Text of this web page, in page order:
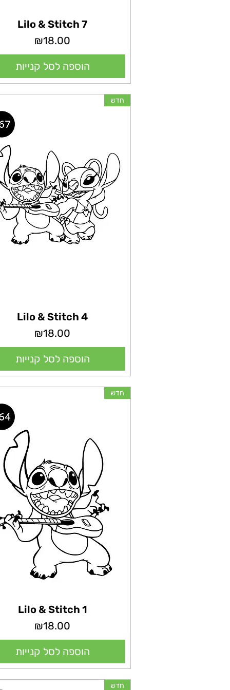
Lilo & Stitch 7
מחיר
₪18.00
הוספה לסל קנייות
חדש
Lilo & Stitch 4
מחיר
₪18.00
הוספה לסל קנייות
חדש
Lilo & Stitch 1
מחיר
₪18.00
הוספה לסל קנייות
חדש